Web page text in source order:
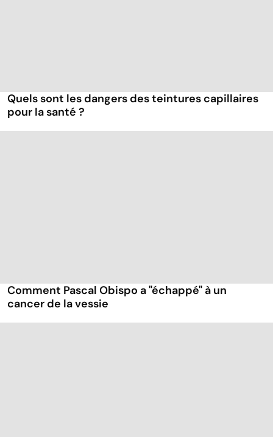
Quels sont les dangers des teintures capillaires
pour la santé ?
Comment Pascal Obispo a "échappé" à un
cancer de la vessie